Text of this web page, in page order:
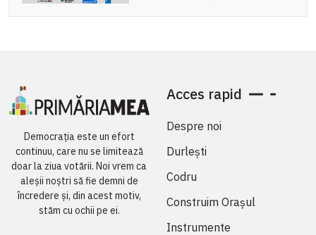
Democrația este un efort
continuu, care nu se limitează
doar la ziua votării. Noi vrem ca
aleșii noștri să fie demni de
încredere și, din acest motiv,
stăm cu ochii pe ei.
Acces rapid
Despre noi
Durlești
Codru
Construim Orașul
Instrumente